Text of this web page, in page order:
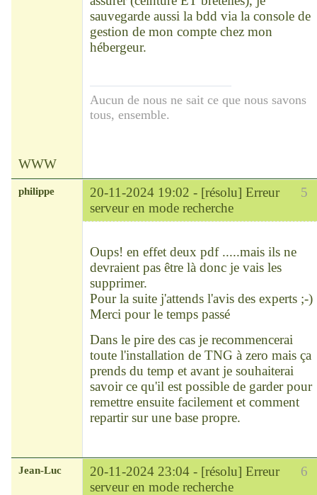
sauvegarde aussi la bdd via la console de
gestion de mon compte chez mon
hébergeur.
Aucun de nous ne sait ce que nous savons
tous, ensemble.
WWW
5
philippe 20-11-2024 19:02 - [résolu] Erreur
serveur en mode recherche
Oups! en effet deux pdf .....mais ils ne
devraient pas être là donc je vais les
supprimer.
Pour la suite j'attends l'avis des experts ;-)
Merci pour le temps passé
Dans le pire des cas je recommencerai
toute l'installation de TNG à zero mais ça
prends du temp et avant je souhaiterai
savoir ce qu'il est possible de garder pour
remettre ensuite facilement et comment
repartir sur une base propre.
6
Jean-Luc 20-11-2024 23:04 - [résolu] Erreur
serveur en mode recherche